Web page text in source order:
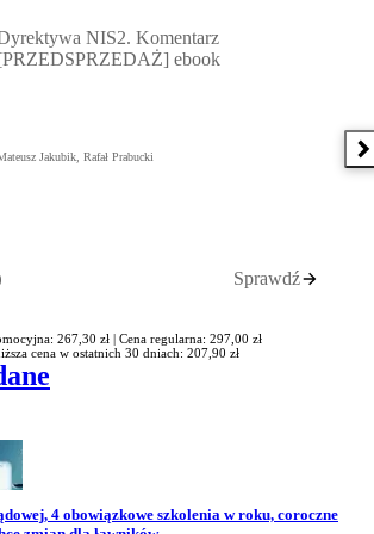
NIS2. Komentarz
ebook
Jakubik, Rafał Prabucki
Sprawdź
267,30 zł | Cena regularna: 297,00 zł
cena w ostatnich 30 dniach: 207,90 zł
4 obowiązkowe szkolenia w roku, coroczne